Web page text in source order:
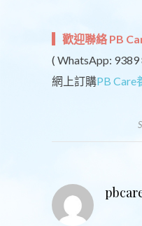
歡迎聯絡 PB
( WhatsApp: 9389
網上訂購PB Care